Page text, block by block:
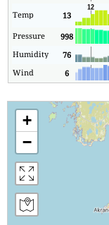
Temp
13
Pressure
998
Humidity
76
Wind
6
+
−